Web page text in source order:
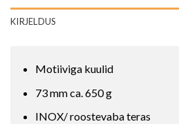
KIRJELDUS
Motiiviga kuulid
73 mm ca. 650 g
INOX/ roostevaba teras